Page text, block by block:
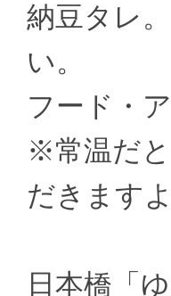
納豆タレ
い。
フード・
※常温だ
だきます
日本橋「ゆ